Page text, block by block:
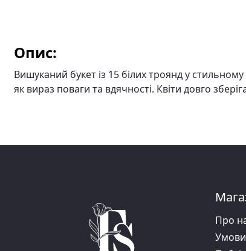
Опис:
Вишуканий букет із 15 білих троянд у
як вираз поваги та вдячності. Квіти довго
Про
Умови